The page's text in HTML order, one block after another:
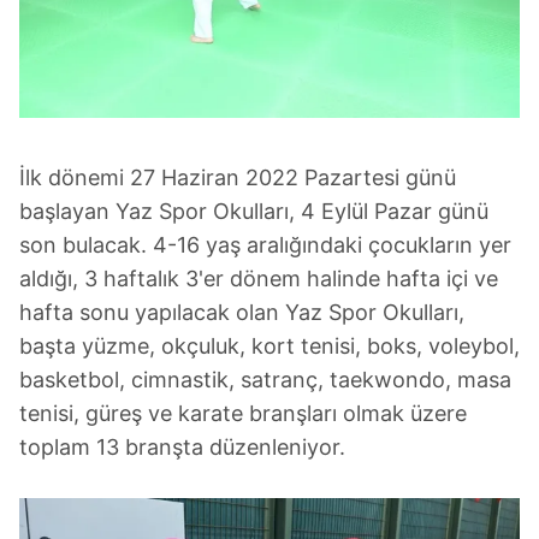
İlk dönemi 27 Haziran 2022 Pazartesi günü
başlayan Yaz Spor Okulları, 4 Eylül Pazar günü
son bulacak. 4-16 yaş aralığındaki çocukların yer
aldığı, 3 haftalık 3'er dönem halinde hafta içi ve
hafta sonu yapılacak olan Yaz Spor Okulları,
başta yüzme, okçuluk, kort tenisi, boks, voleybol,
basketbol, cimnastik, satranç, taekwondo, masa
tenisi, güreş ve karate branşları olmak üzere
toplam 13 branşta düzenleniyor.